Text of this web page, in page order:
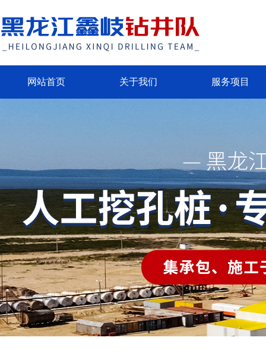
网站首页 关于我们 服务项目